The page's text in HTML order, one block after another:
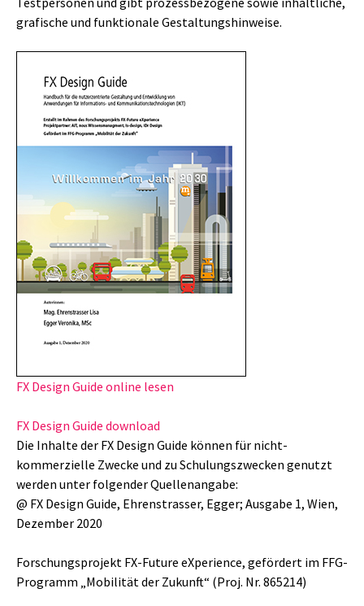
grafische und funktionale Gestaltungshinweise.
FX Design Guide online lesen
FX Design Guide download
Die Inhalte der FX Design Guide können für nicht-
kommerzielle Zwecke und zu Schulungszwecken genutzt
werden unter folgender Quellenangabe:
@ FX Design Guide, Ehrenstrasser, Egger; Ausgabe 1, Wien,
Dezember 2020
Forschungsprojekt FX-Future eXperience, gefördert im FFG-
Programm „Mobilität der Zukunft“ (Proj. Nr. 865214)